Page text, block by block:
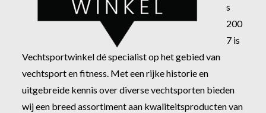
s
200
7 is
Vechtsportwinkel dé specialist op het gebied van
vechtsport en fitness. Met een rijke historie en
uitgebreide kennis over diverse vechtsporten bieden
wij een breed assortiment aan kwaliteitsproducten van